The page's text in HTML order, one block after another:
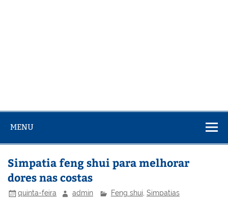
MENU
Simpatia feng shui para melhorar
dores nas costas
quinta-feira admin Feng shui, Simpatias